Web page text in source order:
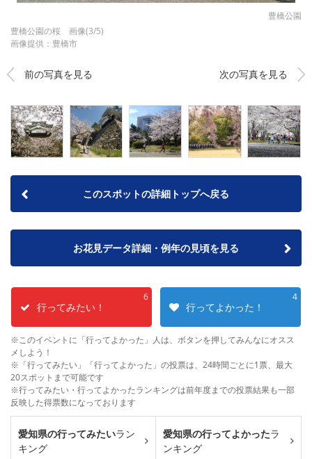
豊橋公園
豊橋公園の桜 画像(3/5)
画像提供：豊橋市
前の写真を見る 次の写真を見る
このスポットの詳細トップへ戻る
お花見データ詳細・例年の見頃を見る
6
行ってみたい！
4
行ってよかった！
※このイベントに「行ってよかった」人は、ボタンを押してみんなにオスス
メしよう！
※「行ってみたい」「行ってよかった」の投票は、24時間ごとに1票、最大
20スポットまで可能です
※行ってみたい・行ってよかったランキングは前年度までの投票結果も一部
反映した得票数になっております
愛知県の行ってみたいラン
キング
愛知県の行ってよかったラ
ンキング